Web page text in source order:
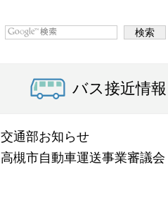
バス接近情報
交通部お知らせ
高槻市自動車運送事業審議会